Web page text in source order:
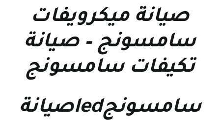
صيانة ميكرويفات
سامسونج –صيانة
تكيفات سامسونج
سامسونجledصيانة